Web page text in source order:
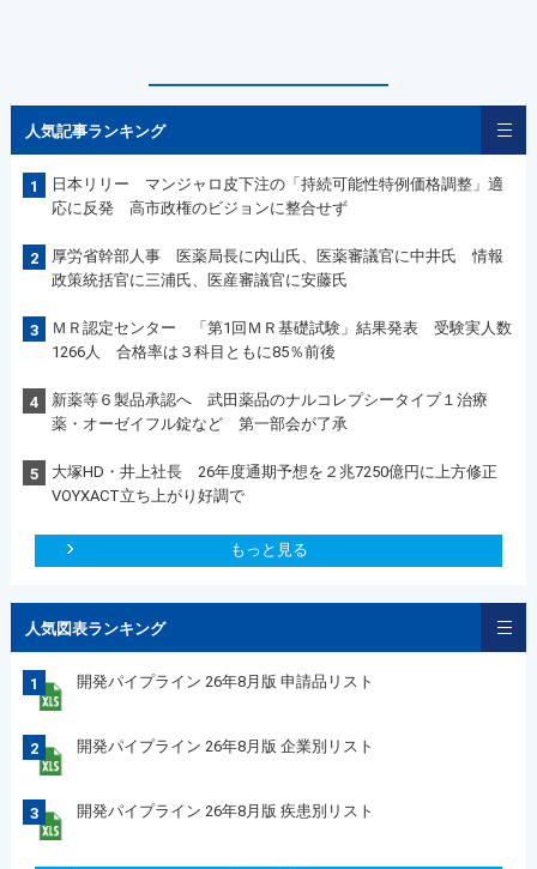
人気記事ランキング
1
日本リリー マンジャロ皮下注の「持続可能性特例価格調整」適
応に反発 高市政権のビジョンに整合せず
2
厚労省幹部人事 医薬局長に内山氏、医薬審議官に中井氏 情報
政策統括官に三浦氏、医産審議官に安藤氏
3
ＭＲ認定センター 「第1回ＭＲ基礎試験」結果発表 受験実人数
1266人 合格率は３科目ともに85％前後
4
新薬等６製品承認へ 武田薬品のナルコレプシータイプ１治療
薬・オーゼイフル錠など 第一部会が了承
5
大塚HD・井上社長 26年度通期予想を２兆7250億円に上方修正
VOYXACT立ち上がり好調で
もっと見る
人気図表ランキング
1 開発パイプライン 26年8月版 申請品リスト
2 開発パイプライン 26年8月版 企業別リスト
3 開発パイプライン 26年8月版 疾患別リスト